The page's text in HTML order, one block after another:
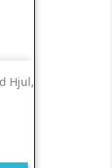
Hjul,